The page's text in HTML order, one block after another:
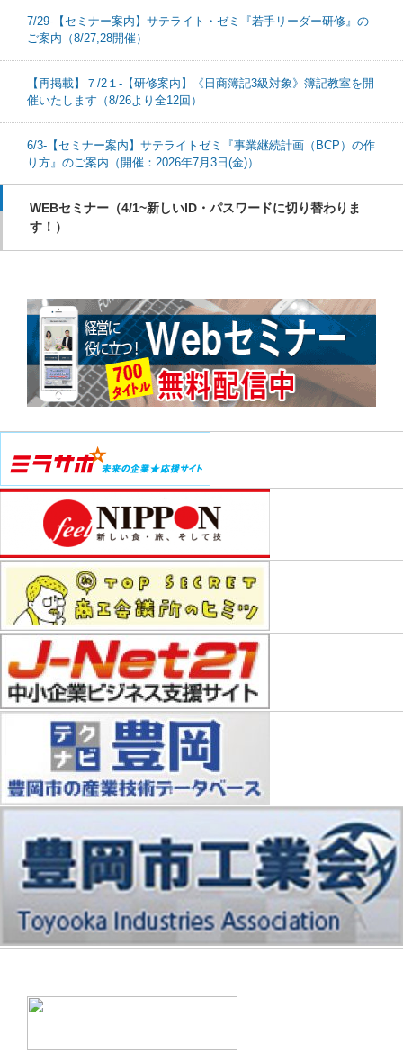
7/29-【セミナー案内】サテライト・ゼミ『若手リーダー研修』の
ご案内（8/27,28開催）
【再掲載】７/2１-【研修案内】《日商簿記3級対象》簿記教室を開
催いたします（8/26より全12回）
6/3-【セミナー案内】サテライトゼミ『事業継続計画（BCP）の作
り方』のご案内（開催：2026年7月3日(金)）
WEBセミナー（4/1~新しいID・パスワードに切り替わりま
す！）